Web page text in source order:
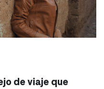
de viaje que